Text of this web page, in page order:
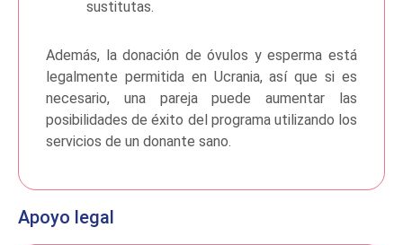
sustitutas.
Además, la donación de óvulos y esperma está
legalmente permitida en Ucrania, así que si es
necesario, una pareja puede aumentar las
posibilidades de éxito del programa utilizando los
servicios de un donante sano.
Apoyo legal